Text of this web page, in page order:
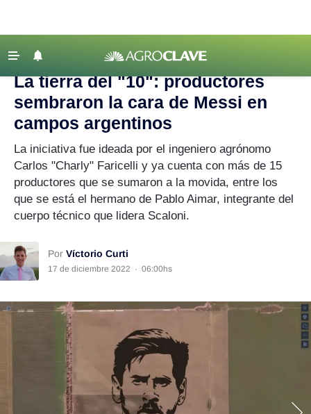
Agricultura
Ganadería
Lechería
Tecnología
Maquinaria agrícola
Agenda
Clima
Agronegocios
Mercados
Seguinos
‹ VOLVER
Agroclave Agricultura | productores
La tierra del "10": productores
sembraron la cara de Messi en
campos argentinos
La iniciativa fue ideada por el ingeniero agrónomo
Carlos "Charly" Faricelli y ya cuenta con más de 15
productores que se sumaron a la movida, entre los
que se está el hermano de Pablo Aimar, integrante del
cuerpo técnico que lidera Scaloni.
Por Víctorio Curti
17 de diciembre 2022 · 06:00hs